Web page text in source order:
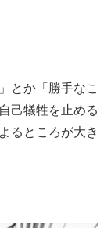
とか「勝手なこ
己犠牲を止める
るところが大き